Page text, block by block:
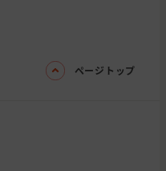
ページトップ